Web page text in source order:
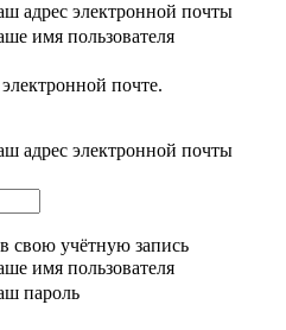
адрес электронной почты
имя пользователя
почте.
адрес электронной почты
свою учётную запись
имя пользователя
пароль